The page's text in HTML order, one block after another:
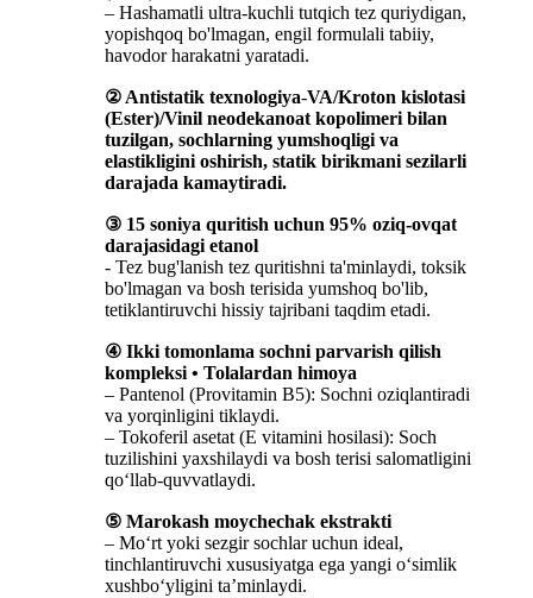
– Hashamatli ultra-kuchli tutqich tez quriydigan,
yopishqoq bo'lmagan, engil formulali tabiiy,
havodor harakatni yaratadi.
② Antistatik texnologiya-VA/Kroton kislotasi
(Ester)/Vinil neodekanoat kopolimeri bilan
tuzilgan, sochlarning yumshoqligi va
elastikligini oshirish, statik birikmani sezilarli
darajada kamaytiradi.
③ 15 soniya quritish uchun 95% oziq-ovqat
darajasidagi etanol
- Tez bug'lanish tez quritishni ta'minlaydi, toksik
bo'lmagan va bosh terisida yumshoq bo'lib,
tetiklantiruvchi hissiy tajribani taqdim etadi.
④ Ikki tomonlama sochni parvarish qilish
kompleksi • Tolalardan himoya
– Pantenol (Provitamin B5): Sochni oziqlantiradi
va yorqinligini tiklaydi.
– Tokoferil asetat (E vitamini hosilasi): Soch
tuzilishini yaxshilaydi va bosh terisi salomatligini
qo‘llab-quvvatlaydi.
⑤ Marokash moychechak ekstrakti
– Mo‘rt yoki sezgir sochlar uchun ideal,
tinchlantiruvchi xususiyatga ega yangi o‘simlik
xushbo‘yligini ta’minlaydi.